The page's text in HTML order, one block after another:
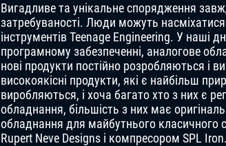
Вигадливе та унікальне спорядження
затребуваності. Люди можуть насміхатися
інструментів Teenage Engineering. У наші
програмному забезпеченні, аналогове
нові продукти постійно розробляються і
високоякісні продукти, які є найбільш
виробляються, і хоча багато хто з них є
обладнання, більшість з них має
обладнання для майбутнього класичного
Rupert Neve Designs і компресором SPL Iron.